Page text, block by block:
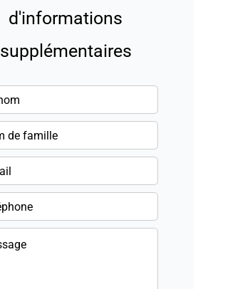
d'informations
supplémentaires